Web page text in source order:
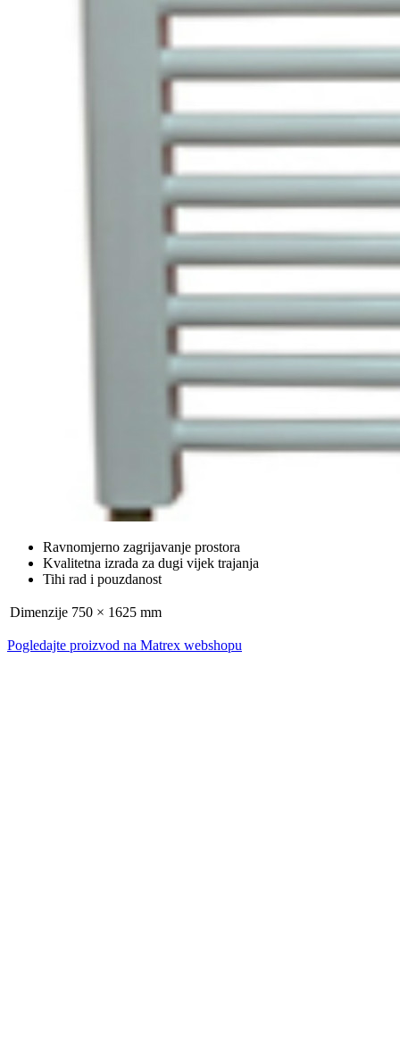
Ravnomjerno zagrijavanje prostora
Kvalitetna izrada za dugi vijek trajanja
Tihi rad i pouzdanost
Dimenzije 750 × 1625 mm
Pogledajte proizvod na Matrex webshopu